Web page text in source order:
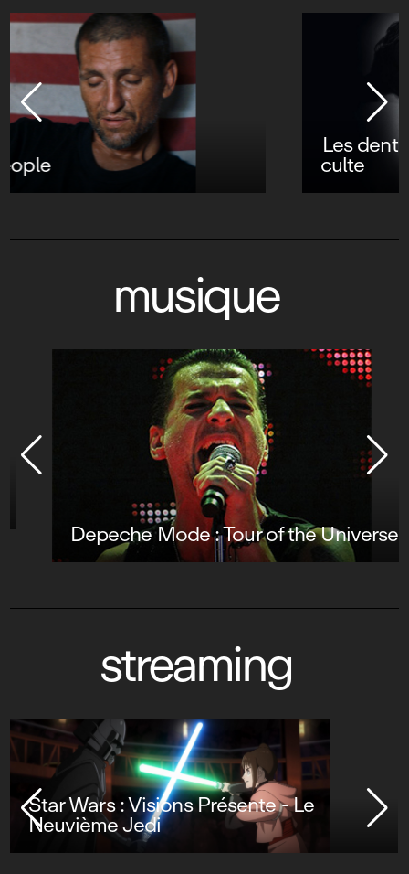
Les dents de la mer : les secrets d’un film
culte
musique
Depeche Mode : Tour of the Universe
streaming
Star Wars : Visions Présente - Le
Neuvième Jedi